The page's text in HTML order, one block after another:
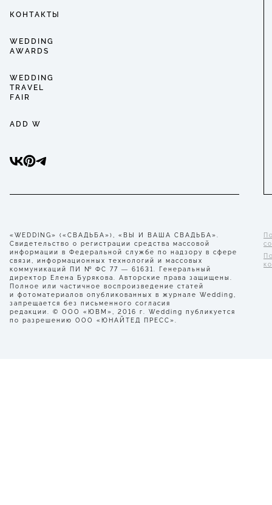
КОНТАКТЫ
WEDDING
AWARDS
WEDDING
TRAVEL
FAIR
ADD W
«WEDDING» («СВАДЬБА»), «ВЫ И ВАША СВАДЬБА».
Свидетельство о регистрации средства массовой
информации в Федеральной службе по надзору в сфере
связи, информационных технологий и массовых
коммуникаций ПИ № ФС 77 — 61631. Генеральный
директор Елена Бурякова. Авторские права защищены.
Полное или частичное воспроизведение статей
и фотоматериалов опубликованных в журнале Wedding,
запрещается без письменного согласия
редакции. © ООО «ЮВМ», 2016 г. Wedding публикуется
по разрешению ООО «ЮНАЙТЕД ПРЕСС».